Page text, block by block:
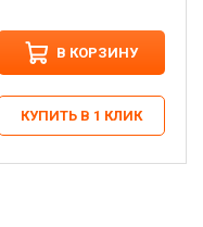
В КОРЗИНУ
КУПИТЬ В 1 КЛИК